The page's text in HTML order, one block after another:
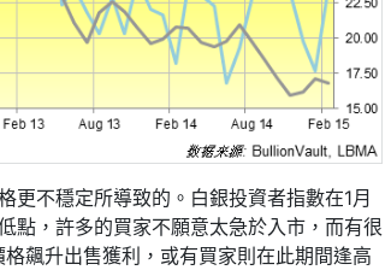
更不穩定所導致的。白銀投資者指數在1月
點，許多的買家不願意太急於入市，而有很
飆升出售獲利，或有買家則在此期間逢高